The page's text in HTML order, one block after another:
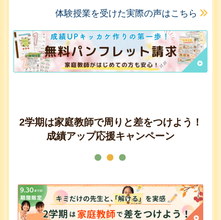
体験授業を受けた実際の声はこちら
2学期は家庭教師で周りと差をつけよう！
成績アップ応援キャンペーン